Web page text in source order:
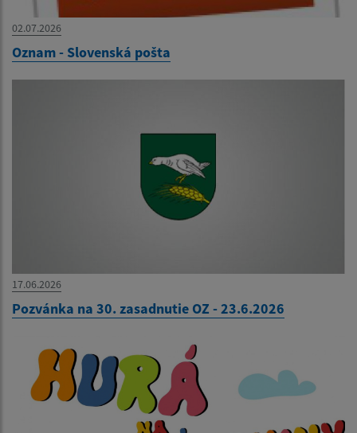
02.07.2026
Oznam - Slovenská pošta
17.06.2026
Pozvánka na 30. zasadnutie OZ - 23.6.2026